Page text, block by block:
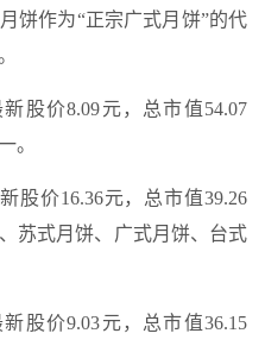
饼作为“正宗广式月饼”的代
新股价8.09元，总市值54.07
。
股价16.36元，总市值39.26
苏式月饼、广式月饼、台式
新股价9.03元，总市值36.15